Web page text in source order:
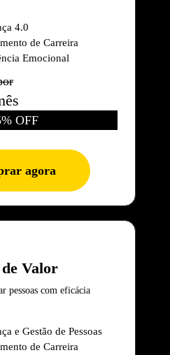
4.0
de Carreira
Emocional
OFF
agora
Valor
pessoas com eficácia
e Gestão de Pessoas
de Carreira